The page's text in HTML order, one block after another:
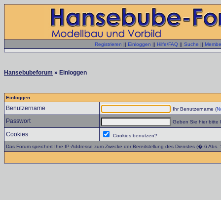
Registrieren || Einloggen || Hilfe/FAQ || Suche ||
Hansebubeforum » Einloggen
Einloggen
Benutzername Ihr Benutzername (
Passwort Geben Sie hier bitte
Cookies
Cookies benutzen?
Das Forum speichert Ihre IP-Addresse zum Zwecke der Bereitstellung des Dienstes (� 6